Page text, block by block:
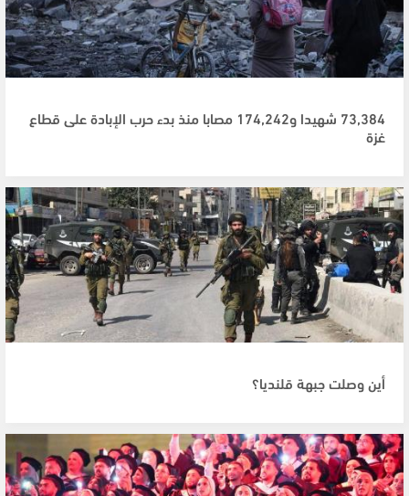
73,384 شهيدا و174,242 مصابا منذ بدء حرب الإبادة على قطاع
غزة
أين وصلت جبهة قلنديا؟